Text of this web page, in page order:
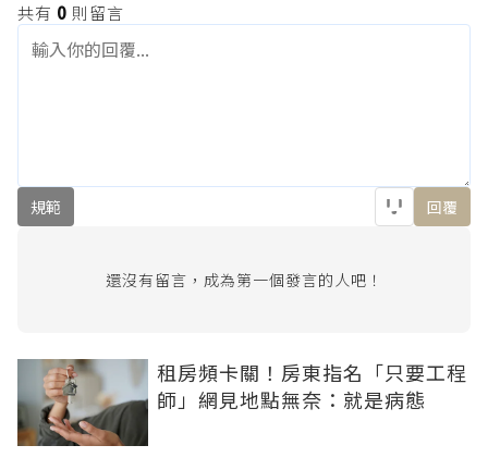
共有 0 則留言
規範 回覆
還沒有留言，成為第一個發言的人吧！
租房頻卡關！房東指名「只要工程
師」網見地點無奈：就是病態